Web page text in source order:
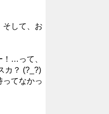
して、お
…って、
カ？ (?_?)
てなかっ